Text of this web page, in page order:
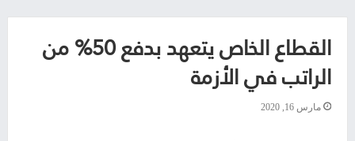
القطاع الخاص يتعهد بدفع 50% من
الراتب في الأزمة
مارس 16, 2020